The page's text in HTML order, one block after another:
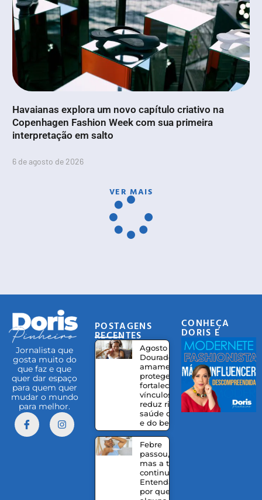
Havaianas explora um novo capítulo criativo na
Copenhagen Fashion Week com sua primeira
interpretação em salto
6 de agosto de 2026
VER MAIS
Jornalista que
gosta muito do
que faz e que
quer dar espaço
para quem quer
mudar o mundo
para melhor.
POSTAGENS
RECENTES
Agosto
Dourado:
amamentação
protege,
fortalece
vínculos e
reduz riscos à
saúde da mãe
e do bebê
Febre
passou,
mas a tosse
continua?
Entenda
por que
CONHEÇA
DORIS E
EQUIPE